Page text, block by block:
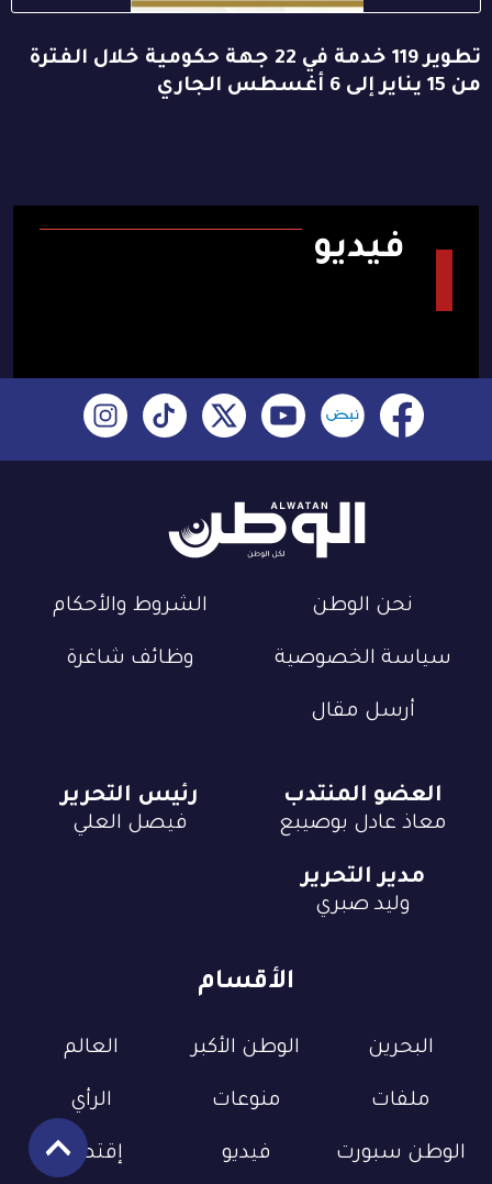
تطوير 119 خدمة في 22 جهة حكومية خلال الفترة
من 15 يناير إلى 6 أغسطس الجاري
فيديو
نحن الوطن الشروط والأحكام
سياسة الخصوصية وظائف شاغرة
أرسل مقال
الأقسام
البحرين الوطن الأكبر العالم
ملفات منوعات الرأي
الوطن سبورت فيديو إقتصاد
العضو المنتدب
معاذ عادل بوصيبع
رئيس التحرير
فيصل العلي
مدير التحرير
وليد صبري